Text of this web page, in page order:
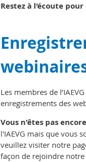
Restez à l’écoute
Les membres de
enregistrements des
Vous n'êtes pas
l'IAEVG mais que vous
veuillez visiter notre
façon de rejoindre